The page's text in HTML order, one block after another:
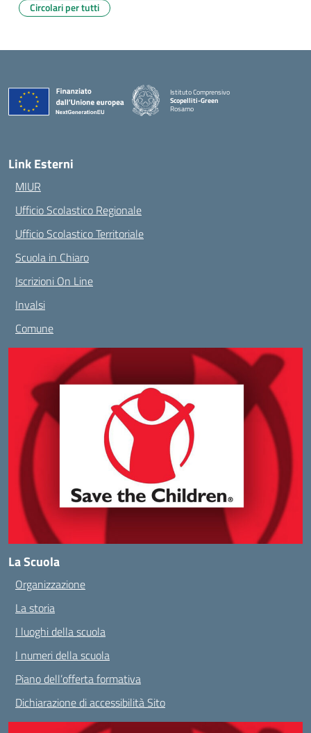
Circolari per tutti
Istituto Comprensivo
Scopelliti-Green
Rosarno
Link Esterni
MIUR
Ufficio Scolastico Regionale
Ufficio Scolastico Territoriale
Scuola in Chiaro
Iscrizioni On Line
Invalsi
Comune
La Scuola
Organizzazione
La storia
I luoghi della scuola
I numeri della scuola
Piano dell’offerta formativa
Dichiarazione di accessibilità Sito